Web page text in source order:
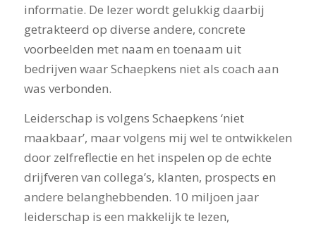
informatie. De lezer wordt gelukkig daarbij
getrakteerd op diverse andere, concrete
voorbeelden met naam en toenaam uit
bedrijven waar Schaepkens niet als coach aan
was verbonden.
Leiderschap is volgens Schaepkens ‘niet
maakbaar’, maar volgens mij wel te ontwikkelen
door zelfreflectie en het inspelen op de echte
drijfveren van collega’s, klanten, prospects en
andere belanghebbenden. 10 miljoen jaar
leiderschap is een makkelijk te lezen,